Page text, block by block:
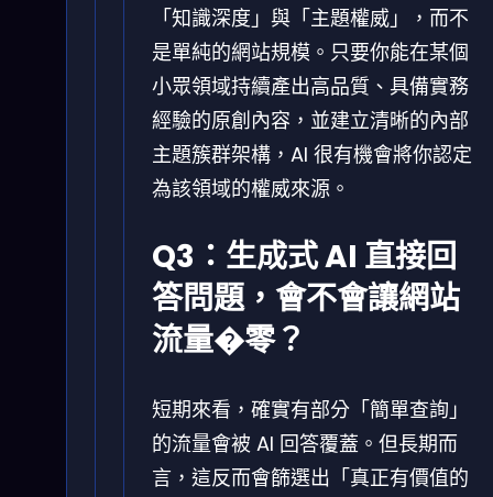
「知識深度」與「主題權威」，而不
是單純的網站規模。只要你能在某個
小眾領域持續產出高品質、具備實務
經驗的原創內容，並建立清晰的內部
主題簇群架構，AI 很有機會將你認定
為該領域的權威來源。
Q3：生成式 AI 直接回
答問題，會不會讓網站
流量�零？
短期來看，確實有部分「簡單查詢」
的流量會被 AI 回答覆蓋。但長期而
言，這反而會篩選出「真正有價值的